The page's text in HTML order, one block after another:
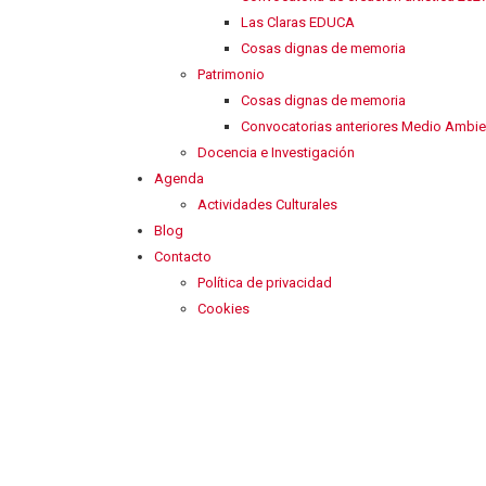
Las Claras EDUCA
Cosas dignas de memoria
Patrimonio
Cosas dignas de memoria
Convocatorias anteriores Medio
Docencia e Investigación
Agenda
Actividades Culturales
Blog
Contacto
Política de privacidad
Cookies